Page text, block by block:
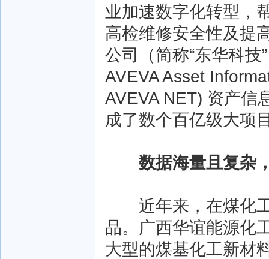
业加速数字化转型，
高检维修安全性及提
公司（简称“东华科
AVEVA Asset
AVEVA NET) 资产信
成了数个百亿级大项
数据海量且复杂
近年来，在煤化工
品。广西华谊能源化
大型的煤基化工新材